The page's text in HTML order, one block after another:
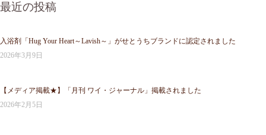
最近の投稿
入浴剤「Hug Your Heart～Lavish～」がせとうちブランドに認定されました
2026年3月9日
【メディア掲載★】「月刊 ワイ・ジャーナル」掲載されました
2026年2月5日